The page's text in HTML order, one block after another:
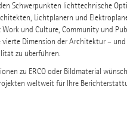
Schwerpunkten lichttechnische
Lichtplanern und
Work und Culture, Community und
vierte Dimension der Architektur –
zu überführen.
zu ERCO oder Bildmaterial
weltweit für Ihre